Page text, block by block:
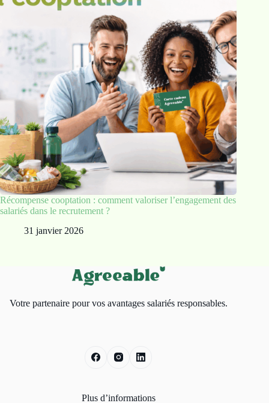
Récompense cooptation : comment valoriser l’engagement des
salariés dans le recrutement ?
31 janvier 2026
Votre partenaire pour vos avantages salariés responsables.
Plus d’informations